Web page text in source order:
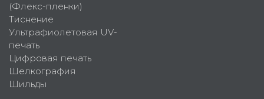
(Флекс-пленки)
Тиснение
Ультрафиолетовая UV-
печать
Цифровая печать
Шелкография
Шильды